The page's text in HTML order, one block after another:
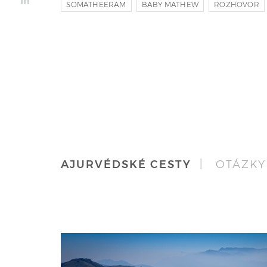
SOMATHEERAM BABY MATHEW ROZHOVOR
AJURVÉDSKÉ CESTY | OTÁZKY